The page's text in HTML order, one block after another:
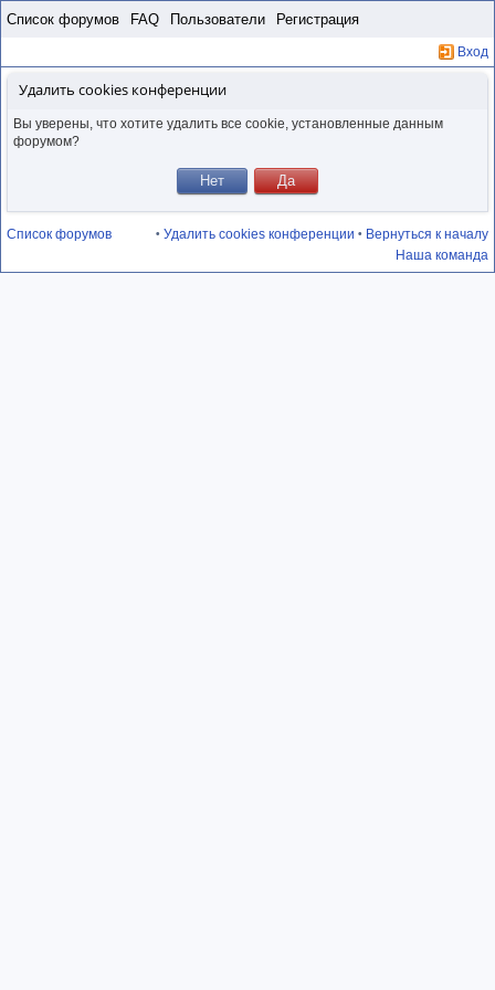
Список форумов FAQ Пользователи Регистрация
Вход
Удалить cookies конференции
Вы уверены, что хотите удалить все cookie, установленные данным
форумом?
Список форумов • Вернуться к началу
• Удалить cookies конференции
Наша команда